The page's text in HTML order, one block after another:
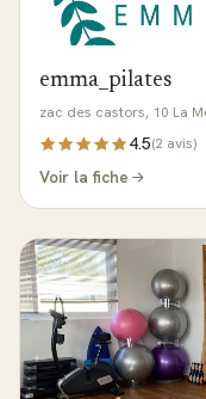
emma_pilates
zac des castors, 10 La
4.5(2 avis)
Voir la fiche